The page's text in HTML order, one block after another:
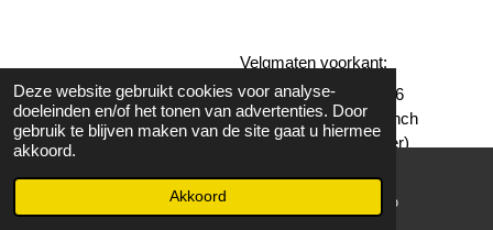
Deze website gebruikt cookies voor analyse-
doeleinden en/of het tonen van advertenties. Door
gebruik te blijven maken van de site gaat u hiermee
akkoord.
Akkoord
Velgmaten voorkant:
Steekmaat: 4 x 156
Velgmaat: 5 x 10 inch
(breedte x diameter)
WhatsApp